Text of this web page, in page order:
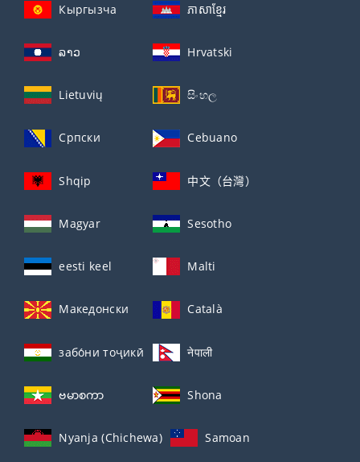
Кыргызча ភាសាខ្មែរ
ລາວ Hrvatski
Lietuvių සිංහල
Српски Cebuano
Shqip 中文（台灣）
Magyar Sesotho
eesti keel Malti
Македонски Català
забо́ни тоҷикӣ́ नेपाली
ဗမာစကာ Shona
Nyanja (Chichewa) Samoan